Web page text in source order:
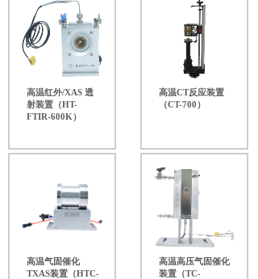
高温红外/XAS 透
射装置（HT-
FTIR-600K）
高温CT反应装置
（CT-700）
高温气固催化
TXAS装置（HTC-
高温高压气固催化
装置（TC-